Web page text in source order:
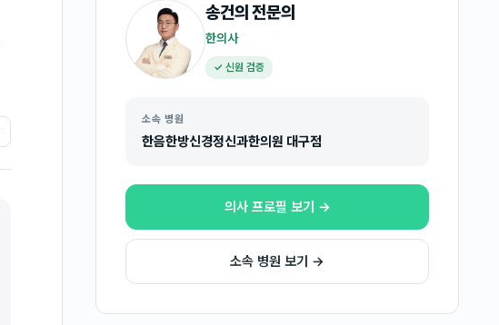
송건의전문의
한의사
✓ 신원 검증
소속 병원
한음한방신경정신과한의원 대구점
의사 프로필 보기 →
소속 병원 보기 →